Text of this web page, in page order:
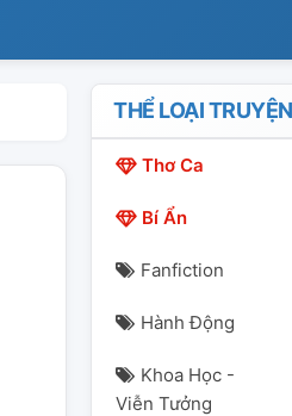
THỂ LOẠI TRUYỆN
Thơ Ca
Bí Ẩn
Fanfiction
Hành Động
Khoa Học -
Viễn Tưởng